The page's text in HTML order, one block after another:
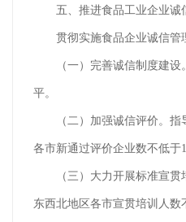
五、推进食品工业企业诚
贯彻实施食品企业诚信管理
（一）完善诚信制度建设。
平。
（二）加强诚信评价。指导
各市新通过评价企业数不低
（三）大力开展标准宣贯培
东西北地区各市宣贯培训人